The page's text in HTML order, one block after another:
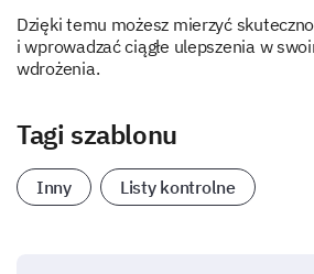
Dzięki temu możesz mierzyć
i wprowadzać ciągłe ulepszenia w
wdrożenia.
Tagi szablonu
Inny Listy kontrolne